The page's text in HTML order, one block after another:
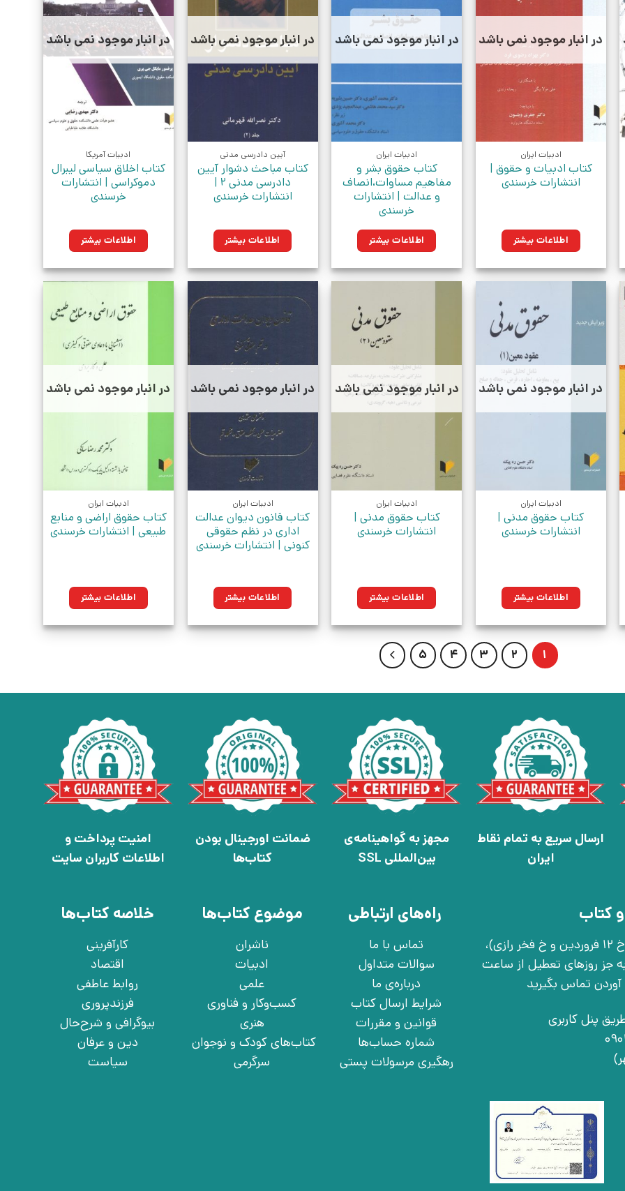
در انبار موجود نمی باشد
ادبیات ایران
کتاب ادبیات و حقوق |
انتشارات خرسندی
اطلاعات بیشتر
در انبار موجود نمی باشد
ادبیات ایران
کتاب حقوق بشر و
مفاهیم مساوات،انصاف
و عدالت | انتشارات
خرسندی
اطلاعات بیشتر
در انبار موجود نمی باشد
آیین دادرسی مدنی
کتاب مباحث دشوار آیین
دادرسی مدنی 2 |
انتشارات خرسندی
اطلاعات بیشتر
در انبار موجود نمی باشد
ادبیات آمریکا
کتاب اخلاق سیاسی لیبرال
دموکراسی | انتشارات
خرسندی
اطلاعات بیشتر
در انبار موجود نمی باشد
ادبیات ایران
کتاب حقوق مدنی |
انتشارات خرسندی
اطلاعات بیشتر
در انبار موجود نمی باشد
ادبیات ایران
کتاب حقوق مدنی |
انتشارات خرسندی
اطلاعات بیشتر
در انبار موجود نمی باشد
ادبیات ایران
کتاب قانون دیوان عدالت
اداری در نظم حقوقی
کنونی | انتشارات خرسندی
اطلاعات بیشتر
در انبار موجود نمی باشد
ادبیات ایران
کتاب حقوق اراضی و منابع
طبیعی | انتشارات خرسندی
اطلاعات بیشتر
1
2
3
4
5
ارسال سریع به تمام نقاط
ایران
مجهز به گواهینامه‌ی
بین‌المللی SSL
ضمانت اورجینال بودن
کتاب‌ها
امنیت پرداخت و
اطلاعات کاربران سایت
کتاب
تهران، خ انقلاب، خ 12 فروردین، خ روانمهر شرقی(بین خ 12 فروردین و خ فخر رازی)،
به جز روزهای تعطیل از ساعت
پنل کاربری
راه‌های ارتباطی
تماس با ما
سوالات متداول
درباره‌ی ما
شرایط ارسال کتاب
قوانین و مقررات
شماره حساب‌ها
رهگیری مرسولات پستی
موضوع کتاب‌ها
ناشران
ادبیات
علمی
کسب‌وکار و فناوری
هنری
کتاب‌های کودک و نوجوان
سرگرمی
خلاصه کتاب‌ها
کارآفرینی
اقتصاد
روابط عاطفی
فرزندپروری
بیوگرافی و شرح‌حال
دین و عرفان
سیاست